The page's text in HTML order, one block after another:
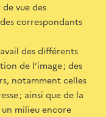
vue des
correspondants
des différents
de l’image ; des
notamment celles
; ainsi que de la
milieu encore